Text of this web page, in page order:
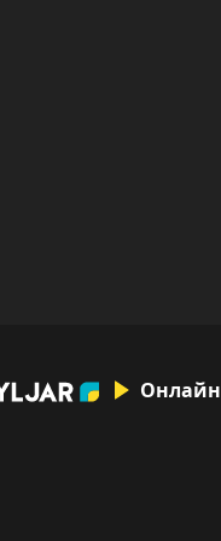
Онлайн